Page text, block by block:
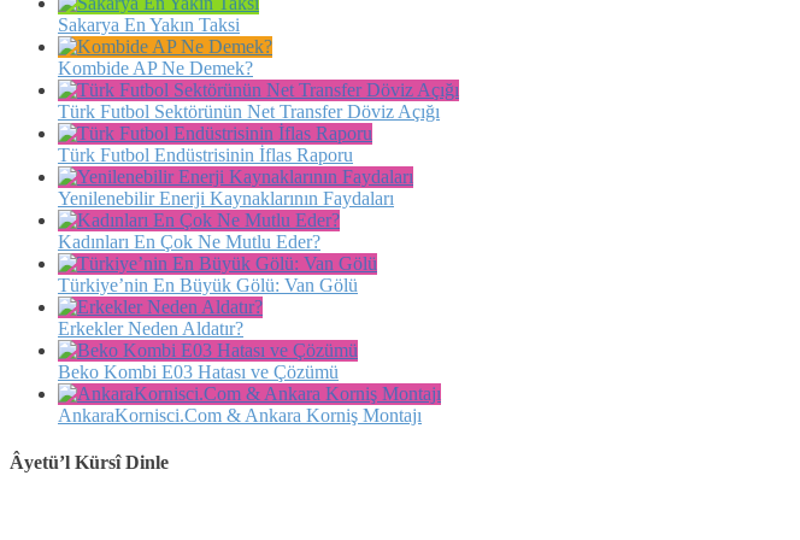
Sakarya En Yakın Taksi
Kombide AP Ne Demek?
Türk Futbol Sektörünün Net Transfer Döviz Açığı
Türk Futbol Endüstrisinin İflas Raporu
Yenilenebilir Enerji Kaynaklarının Faydaları
Kadınları En Çok Ne Mutlu Eder?
Türkiye’nin En Büyük Gölü: Van Gölü
Erkekler Neden Aldatır?
Beko Kombi E03 Hatası ve Çözümü
AnkaraKornisci.Com & Ankara Korniş Montajı
Âyetü’l Kürsî Dinle